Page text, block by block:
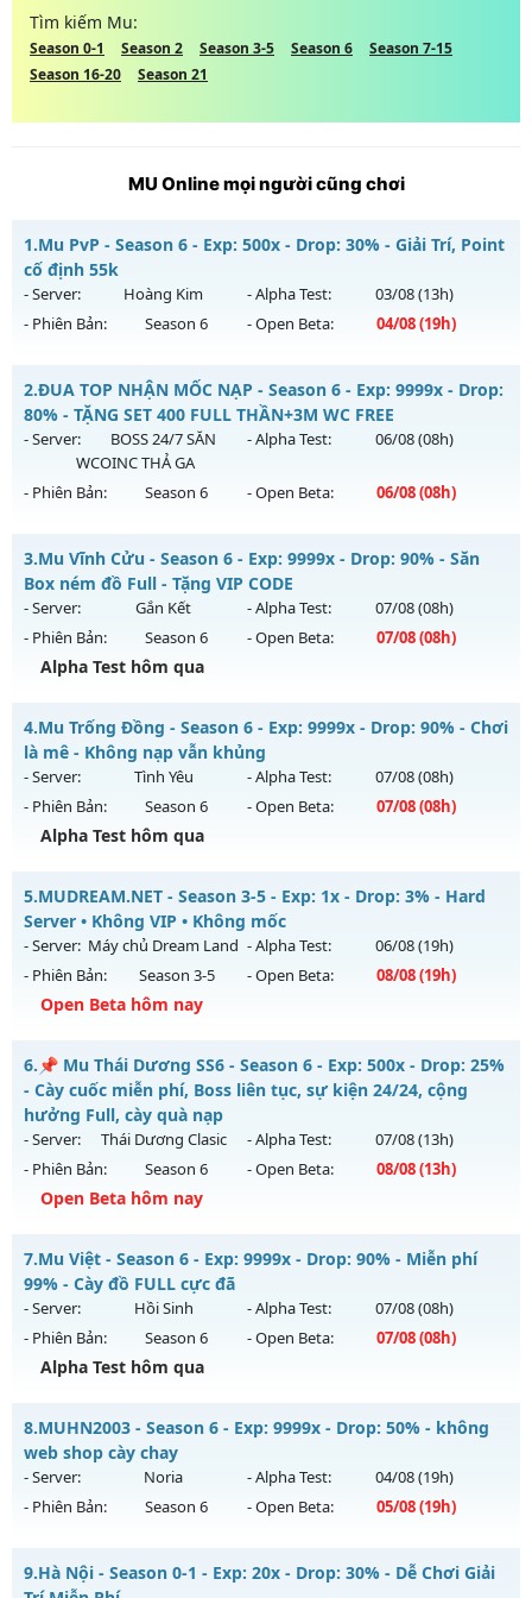
Tìm kiếm Mu:
Season 0-1 Season 2 Season 3-5 Season 6
Season 7-15
Season 16-20
Season 21
MU Online mọi người cũng chơi
1.Mu PvP - Season 6 - Exp: 500x - Drop: 30% - Giải Trí, Point
cố định 55k
- Server: Hoàng Kim - Alpha Test: 03/08(13h)
- Phiên Bản:
Season 6 - Open Beta: 04/08(19h)
Mu PvP - Giải Trí, Point cố định 55k
Mu mới ra tháng 08 2026 - Mở máy chủHoàng Kim
ngày 04/08/2626
Exp: 500x - Drop: 30%
Antihack: Anti Vip bắt hack tuyệt đối
2.ĐUA TOP NHẬN MỐC NẠP - Season 6 - Exp: 9999x - Drop:
80% - TẶNG SET 400 FULL THẦN+3M WC FREE
- Server:
BOSS 24/7 SĂN
WCOINC THẢ GA
- Alpha Test: 06/08(08h)
- Phiên Bản: Season 6 - Open Beta: 06/08(08h)
ĐUA TOP NHẬN MỐC NẠP - TẶNG SET 400 FULL THẦN+3M
WC FREE
Mu mới ra tháng 08 2026 - Mở máy chủ
BOSS 24/7 SĂN
WCOINC THẢ GAvào 08h ngày 06/08/2626
Exp: 9999x - Drop: 80%
Thể loại: Mu Nguyên bản Webzen
Antihack: KHÔNG THỂ HACK
3.Mu Vĩnh Cửu - Season 6 - Exp: 9999x - Drop: 90% - Săn
Box ném đồ Full - Tặng VIP CODE
- Server: Gắn Kết - Alpha Test: 07/08(08h)
- Phiên Bản:
Season 6 - Open Beta: 07/08(08h)
Alpha Test hôm qua
Mu Vĩnh Cửu - Săn Box ném đồ Full - Tặng VIP CODE
Mu mới ra tháng 08 2026 - Mở máy chủ
ngày 07/08/2626
Exp: 9999x - Drop: 90%
Kiểu reset: Reset In Game
Antihack: ICMPROTECT ✅ 🔴 ✨ ⚡️
4.Mu Trống Đồng - Season 6 - Exp: 9999x - Drop: 90% - Chơi
là mê - Không nạp vẫn khủng
- Server: Tình Yêu - Alpha Test: 07/08(08h)
- Phiên Bản:
Season 6 - Open Beta: 07/08(08h)
Alpha Test hôm qua
Mu mới ra tháng 08 2026 - Mở máy chủ
ngày 07/08/2626
Exp: 9999x - Drop: 90%
Kiểu reset: Reset In Game
Thể loại: Mu Nguyên bản Webzen
Antihack: ICMPROTECT ✅ 🔴 ✨ ⚡️
5.MUDREAM.NET - Season 3-5 - Exp: 1x - Drop: 3% - Hard
Server • Không VIP • Không mốc
- Server: Máy chủ Dream Land - Alpha Test: 06/08(19h)
- Phiên Bản:
Season 3-5 - Open Beta: 08/08(19h)
Open Beta hôm nay
MUDREAM.NET - Hard Server • Không VIP • Không mốc
Mu mới ra tháng 08 2026 - Mở máy chủMáy chủ Dream
Landvào 19h ngày 08/08/2626
Exp: 1x - Drop: 3%
Antihack: Chống Hack/ Dupe 100%
6. 📌 Mu Thái Dương SS6 - Season 6 - Exp: 500x - Drop: 25%
- Cày cuốc miễn phí, Boss liên tục, sự kiện 24/24, cộng
hưởng Full, cày quà nạp
- Server: Thái Dương Clasic - Alpha Test: 07/08(13h)
- Phiên Bản:
Season 6 - Open Beta: 08/08(13h)
Open Beta hôm nay
📌 Mu Thái Dương SS6 - Cày cuốc miễn phí, Boss liên tục,
sự kiện 24/24, cộng hưởng Full, cày quà nạp
Mu mới ra tháng 08 2026 - Mở máy chủ
Thái Dương Clasic
vào 13h ngày 08/08/2626
Exp: 500x - Drop: 25%
Thể loại: Mu Nguyên bản Webzen
Antihack: VIP SHIELD
7.Mu Việt - Season 6 - Exp: 9999x - Drop: 90% - Miễn phí
99% - Cày đồ FULL cực đã
- Server: Hồi Sinh - Alpha Test: 07/08(08h)
- Phiên Bản:
Season 6 - Open Beta: 07/08(08h)
Alpha Test hôm qua
Mu mới ra tháng 08 2026 - Mở máy chủ
ngày 07/08/2626
Exp: 9999x - Drop: 90%
Thể loại: Mu Nguyên bản Webzen
8.MUHN2003 - Season 6 - Exp: 9999x - Drop: 50% - không
web shop cày chay
- Server: Noria - Alpha Test: 04/08(19h)
- Phiên Bản:
Season 6 - Open Beta: 05/08(19h)
MUHN2003 - không web shop cày chay
9.Hà Nội - Season 0-1 - Exp: 20x - Drop: 30% - Dễ Chơi Giải